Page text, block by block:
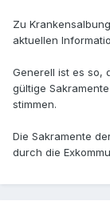
Zu
aktuellen
Generell ist es so,
gültige
stimmen.
Die Sakramente
durch die